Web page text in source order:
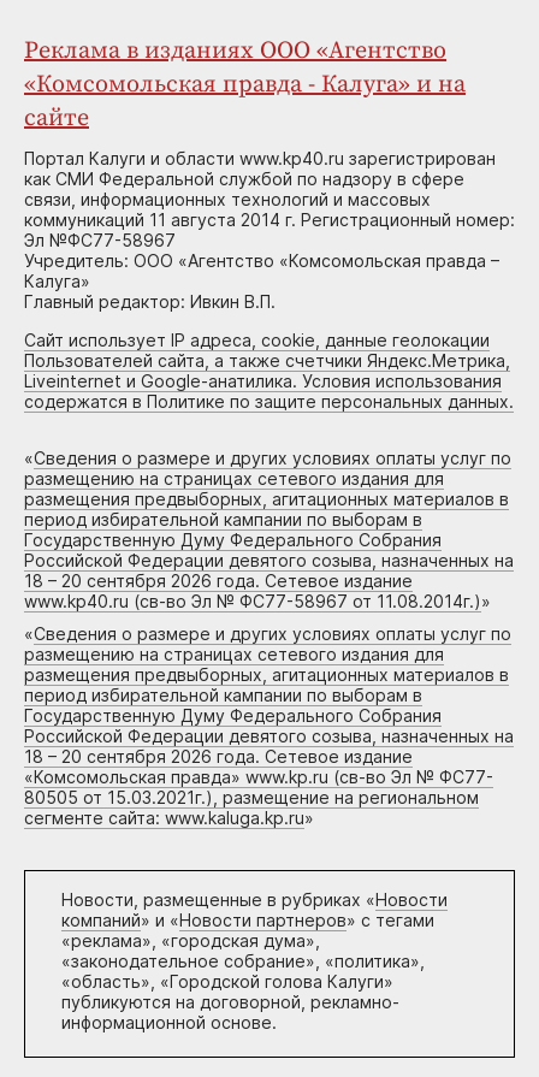
Реклама в изданиях ООО «Агентство
«Комсомольская правда - Калуга» и на
сайте
Портал Калуги и области www.kp40.ru зарегистрирован
как СМИ Федеральной службой по надзору в сфере
связи, информационных технологий и массовых
коммуникаций 11 августа 2014 г. Регистрационный номер:
Эл №ФС77-58967
Учредитель: ООО «Агентство «Комсомольская правда –
Калуга»
Главный редактор: Ивкин В.П.
Сайт использует IP адреса, cookie, данные геолокации
Пользователей сайта, а также счетчики Яндекс.Метрика,
Liveinternet и Google-анатилика. Условия использования
содержатся в Политике по защите персональных данных.
«Сведения о размере и других условиях оплаты услуг по
размещению на страницах сетевого издания для
размещения предвыборных, агитационных материалов в
период избирательной кампании по выборам в
Государственную Думу Федерального Собрания
Российской Федерации девятого созыва, назначенных на
18 – 20 сентября 2026 года. Сетевое издание
www.kp40.ru (св-во Эл № ФС77-58967 от 11.08.2014г.)»
«Сведения о размере и других условиях оплаты услуг по
размещению на страницах сетевого издания для
размещения предвыборных, агитационных материалов в
период избирательной кампании по выборам в
Государственную Думу Федерального Собрания
Российской Федерации девятого созыва, назначенных на
18 – 20 сентября 2026 года. Сетевое издание
«Комсомольская правда» www.kp.ru (св-во Эл № ФС77-
80505 от 15.03.2021г.), размещение на региональном
сегменте сайта: www.kaluga.kp.ru»
Новости, размещенные в рубриках «Новости
компаний» и «Новости партнеров» с тегами
«реклама», «городская дума»,
«законодательное собрание», «политика»,
«область», «Городской голова Калуги»
публикуются на договорной, рекламно-
информационной основе.